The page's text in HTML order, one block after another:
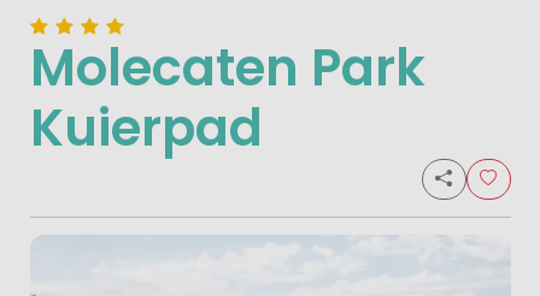
Molecaten Park
Kuierpad